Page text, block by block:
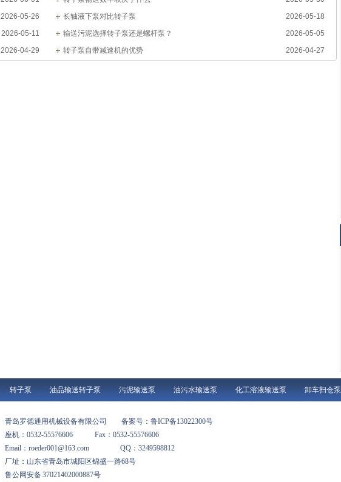
2026-05-26
2026-05-18
长轴液下泵对比转子泵
2026-05-11
2026-05-05
输送污泥选择转子泵还是螺杆泵？
2026-04-29
2026-04-27
转子泵自带减速机的优势
转子泵 油品输送转子泵 污泥输送泵 油污水输送泵 化工溶液输送泵 卸车扫仓泵
青岛罗德通用机械设备有限公司 备案号：鲁ICP备13022300号
座机：0532-55576606 Fax：0532-55576606
Email：roeder001@163.com QQ：3249598812
厂址：山东省青岛市城阳区锦盛一路68号
鲁公网安备 37021402000887号